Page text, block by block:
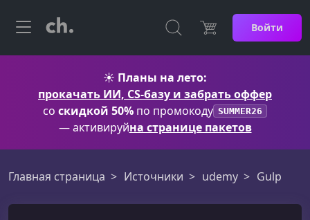
Войти
☀️ Планы на лето:
прокачать ИИ, CS-базу и забрать оффер
со скидкой 50% по промокоду SUMMER26
— активируйна странице пакетов
Главная страница Источники udemy Gulp